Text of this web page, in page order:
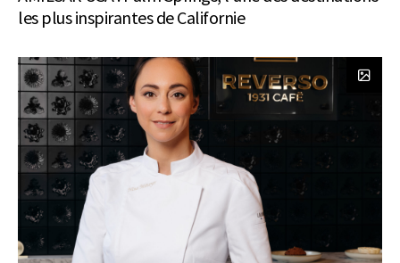
les plus inspirantes de Californie